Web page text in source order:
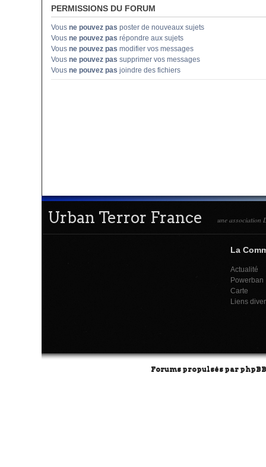
PERMISSIONS DU FORUM
Vous ne pouvez pas poster de nouveaux sujets
Vous ne pouvez pas répondre aux sujets
Vous ne pouvez pas modifier vos messages
Vous ne pouvez pas supprimer vos messages
Vous ne pouvez pas joindre des fichiers
Urban Terror France une association
La
Actualité
Powerban
Carte
Liens
Forums propulsés par phpBB